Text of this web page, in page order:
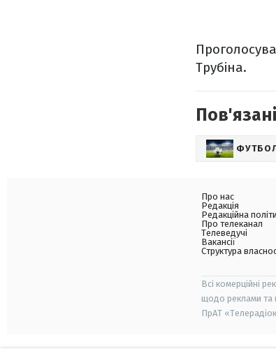
Трубіна.
Про нас
Редакція
Редакційна
Про телеканал
Телеведучі
Вакансії
Структура
Всі комерційні
щодо реклами та
ПрАТ